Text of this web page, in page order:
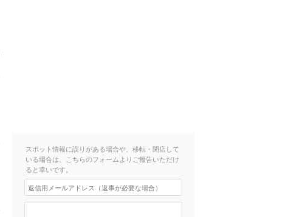
スポット情報に誤りがある場合や、移転・閉店して
いる場合は、こちらのフォームよりご報告いただけ
ると幸いです。